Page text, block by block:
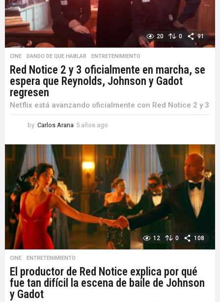
20 0 91
CINE ,DANDO DE QUE HABLAR ,ENTRETENIMIENTO
Red Notice 2 y 3 oficialmente en marcha, se
espera que Reynolds, Johnson y Gadot
regresen
Netflix está avanzando oficialmente con Red Notice 2 y 3
by Carlos Arana 5 años ago
ñ
s
a
g
o
12 0 108
CINE ,ENTRETENIMIENTO
El productor de Red Notice explica por qué
fue tan difícil la escena de baile de Johnson
y Gadot